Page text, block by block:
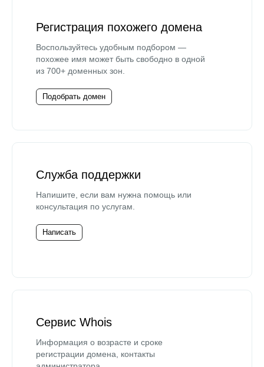
Регистрация похожего домена
Воспользуйтесь удобным подбором —
похожее имя может быть свободно в одной
из 700+ доменных зон.
Подобрать домен
Служба поддержки
Напишите, если вам нужна помощь или
консультация по услугам.
Написать
Сервис Whois
Информация о возрасте и сроке
регистрации домена, контакты